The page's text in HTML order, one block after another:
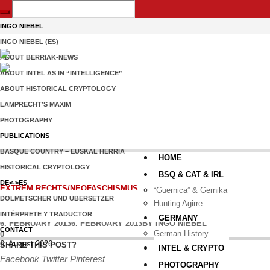
INGO NIEBEL
INGO NIEBEL (ES)
ABOUT BERRIAK-NEWS
ABOUT INTEL AS IN “INTELLIGENCE”
ABOUT HISTORICAL CRYPTOLOGY
LAMPRECHT’S MAXIM
PHOTOGRAPHY
PUBLICATIONS
BASQUE COUNTRY – EUSKAL HERRIA
HISTORICAL CRYPTOLOGY
DE<->ES
DOLMETSCHER UND ÜBERSETZER
INTÉRPRETE Y TRADUCTOR
CONTACT
6. August 2026
HOME
BSQ & CAT & IRL
“Guernica” & Gernika
Hunting Agirre
GERMANY
German History
INTEL & CRYPTO
PHOTOGRAPHY
EXTREM RECHTS/NEOFASCHISMUS
QUERFRONT: DAS
6. FEBRUARY 20136. FEBRUARY 2013BY INGO NIEBEL
0
SHARE THIS POST?
Facebook Twitter Pinterest